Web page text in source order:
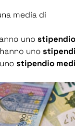
media di
uno
uno
stipendio